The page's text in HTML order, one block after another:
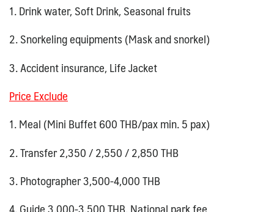
1. Drink water, Soft Drink, Seasonal fruits
2. Snorkeling equipments (Mask and snorkel)
3. Accident insurance, Life Jacket
Price Exclude
1. Meal (Mini Buffet 600 THB/pax min. 5 pax)
2. Transfer 2,350 / 2,550 / 2,850 THB
3.Photographer 3,500-4,000 THB